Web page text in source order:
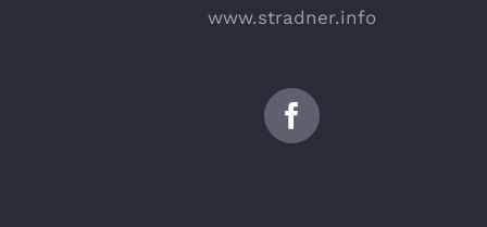
www.stradner.info